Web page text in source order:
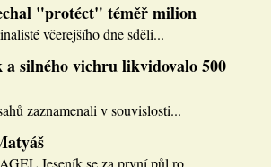
"protéct" téměř milion
včerejšího dne sděli...
a silného vichru likvidovalo 500
zaznamenali v souvislosti...
Jeseník se za první půl ro...